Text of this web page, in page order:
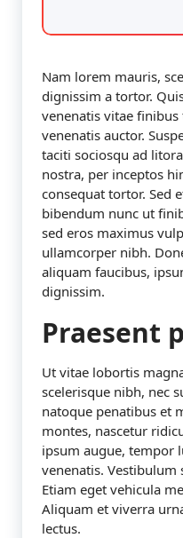
Nam lorem mauris,
dignissim a tortor.
venenatis vitae
venenatis auctor.
taciti sociosqu ad
nostra, per inceptos
consequat tortor. Sed
bibendum nunc ut
sed eros maximus
ullamcorper nibh.
aliquam faucibus,
dignissim.
Praesent
Ut vitae lobortis
scelerisque nibh, nec
natoque penatibus et
montes, nascetur
ipsum augue, tempor
venenatis.
Etiam eget vehicula
Aliquam et viverra
lectus.